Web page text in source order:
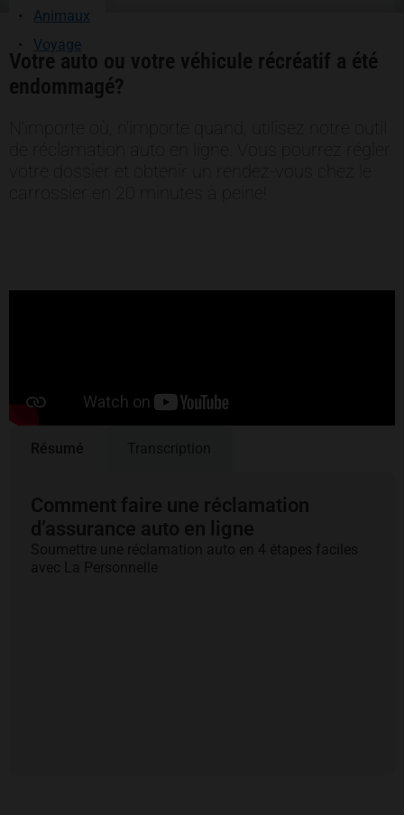
Animaux
Voyage
Votre auto ou votre véhicule récréatif a été
endommagé?
N’importe où, n’importe quand, utilisez notre outil
de réclamation auto en ligne. Vous pourrez régler
votre dossier et obtenir un rendez-vous chez le
carrossier en 20 minutes à peine!